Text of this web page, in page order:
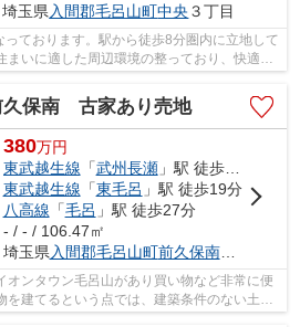
埼玉県 入間郡毛呂山町中央 ３丁目
ております。駅から徒歩8分圏内に立地して
まいに適した周辺環境の整っており、快適な
いでしょうか。親切...
久保南 古家あり売地
380万円
東武越生線 「武州長瀬」駅 徒歩5分
東武越生線 「東毛呂 」駅 徒歩19分
八高線 「毛呂 」駅 徒歩27分
- / - / 106.47㎡
埼玉県 入間郡毛呂山町前久保南４丁目
オンタウン毛呂山があり買い物など非常に便
建てるという点では、建築条件のない土地
積は106.47㎡(公簿)...